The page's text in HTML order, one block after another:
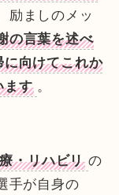
励ましのメッ
の言葉を述べ
向けてこれか
ます 。
・リハビリ の
手が自身の